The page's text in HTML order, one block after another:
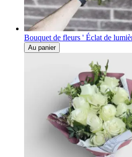
Bouquet de fleurs ' Éclat de
Au panier